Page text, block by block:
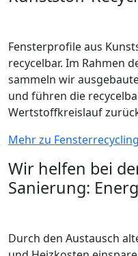
Fensterprofile aus
recycelbar. Im Rahmen
sammeln wir
und führen die
Wertstoffkreislauf
Mehr zu Fensterrecycling
Wir helfen bei
Sanierung:
Durch den Austausch